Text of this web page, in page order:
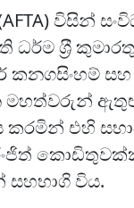
(AFTA) විසින්
ශ‍්‍රී
කනගසිංහම්
එහි
විය.